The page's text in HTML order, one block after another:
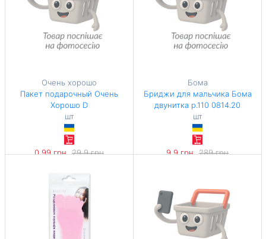
Очень хорошо
Пакет подарочный Очень
Хорошо D
шт
0,99 грн 29,9 грн
Бома
Бриджи для мальчика Бома
двунитка р.110 0814.20
шт
9,9 грн 289 грн